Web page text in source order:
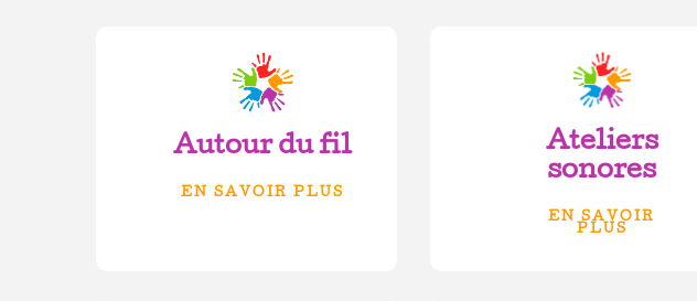
Autour du fil
EN SAVOIR PLUS
Ateliers
sonores
EN SAVOIR
PLUS